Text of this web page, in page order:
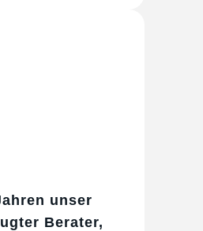
unser
Berater,